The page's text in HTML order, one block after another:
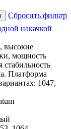
Сбросить фильтр
накачкой
высокие
мощность
стабильность
Платформа
1047,